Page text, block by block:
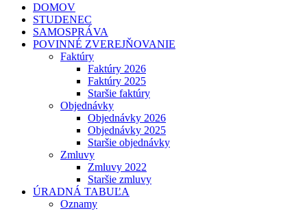
DOMOV
STUDENEC
SAMOSPRÁVA
POVINNÉ ZVEREJŇOVANIE
Faktúry
Faktúry 2026
Faktúry 2025
Staršie faktúry
Objednávky
Objednávky 2026
Objednávky 2025
Staršie objednávky
Zmluvy
Zmluvy 2022
Staršie zmluvy
ÚRADNÁ TABUĽA
Oznamy